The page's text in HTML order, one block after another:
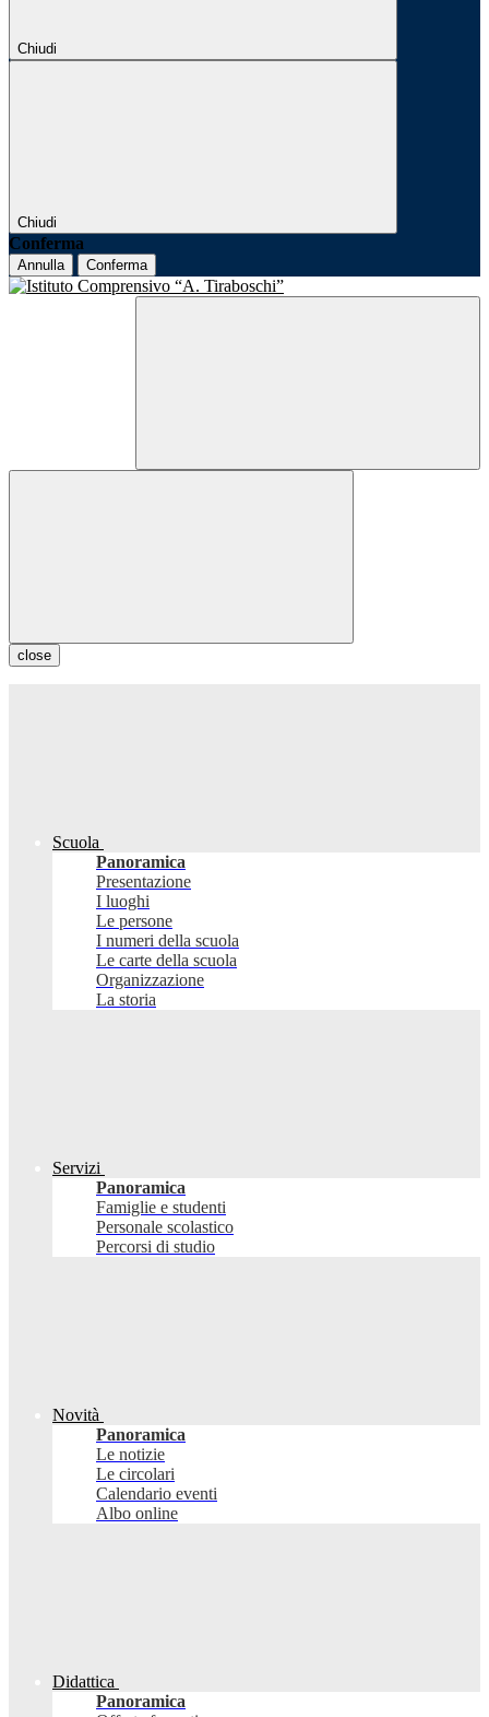
Chiudi
Chiudi
Conferma
Annulla Conferma
close
Scuola
Panoramica
Presentazione
I luoghi
Le persone
I numeri della scuola
Le carte della scuola
Organizzazione
La storia
Servizi
Panoramica
Famiglie e studenti
Personale scolastico
Percorsi di studio
Novità
Panoramica
Le notizie
Le circolari
Calendario eventi
Albo online
Didattica
Panoramica